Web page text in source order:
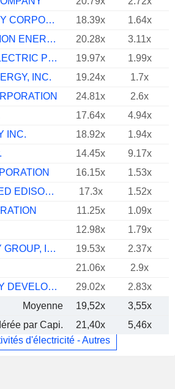
DUKE ENERGY CORPORATION
18.39x
1.64x
CONSTELLATION ENERGY CORPORATION
20.28x
3.11x
AMERICAN ELECTRIC POWER COMPANY, INC.
19.97x
1.99x
INC.
19.24x
1.7x
24.81x
2.6x
17.64x
4.94x
INC.
18.92x
1.94x
14.45x
9.17x
16.15x
1.53x
CONSOLIDATED EDISON, INC.
17.3x
1.52x
11.25x
1.09x
12.98x
1.79x
WEC ENERGY GROUP, INC.
19.53x
2.37x
21.06x
2.9x
GULF ENERGY DEVELOPMENT
29.02x
2.83x
Moyenne
19,52x
3,55x
par Capi.
21,40x
5,46x
d'électricité - Autres